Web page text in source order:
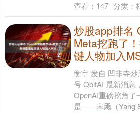
查看： 147 分类：
炒股app排名
Meta挖跑了
键人物加入
衡宇 发自 凹非寺
号 QbitAI 最新消息
OpenAI重磅挖角了
是——宋飏（Yang